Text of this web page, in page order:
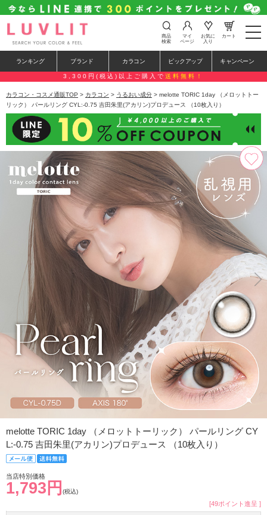
t
o
e
n
a
a
i
o
n
商品
検索
マイ
ページ
お気に
入り
カート
ランキング ブランド カラコン ピックアップ キャンペーン
3,300円(税込)以上ご購入で 送料無料！
カラコン・コスメ通販TOP > カラコン > うるおい成分 > melotte TORIC 1day （メロットトー
リック） パールリング CYL:-0.75 吉田朱里(アカリン)プロデュース （10枚入り）
melotte TORIC 1day （メロットトーリック） パールリング CY
L:-0.75 吉田朱里(アカリン)プロデュース （10枚入り）
当店特別価格
1,793円 (税込)
[49ポイント進呈 ]